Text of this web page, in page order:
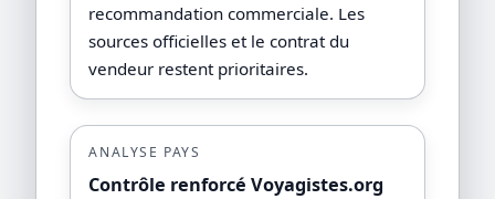
recommandation commerciale. Les
sources officielles et le contrat du
vendeur restent prioritaires.
ANALYSE PAYS
Contrôle renforcé Voyagistes.org